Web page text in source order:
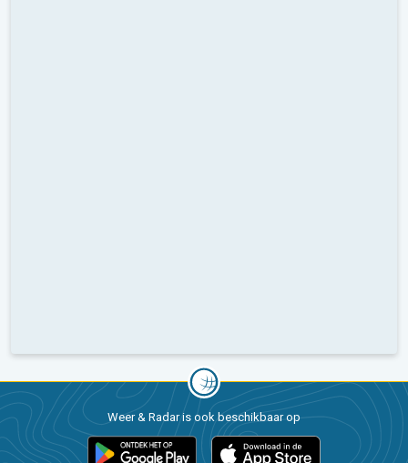
Weer & Radar is ook beschikbaar op